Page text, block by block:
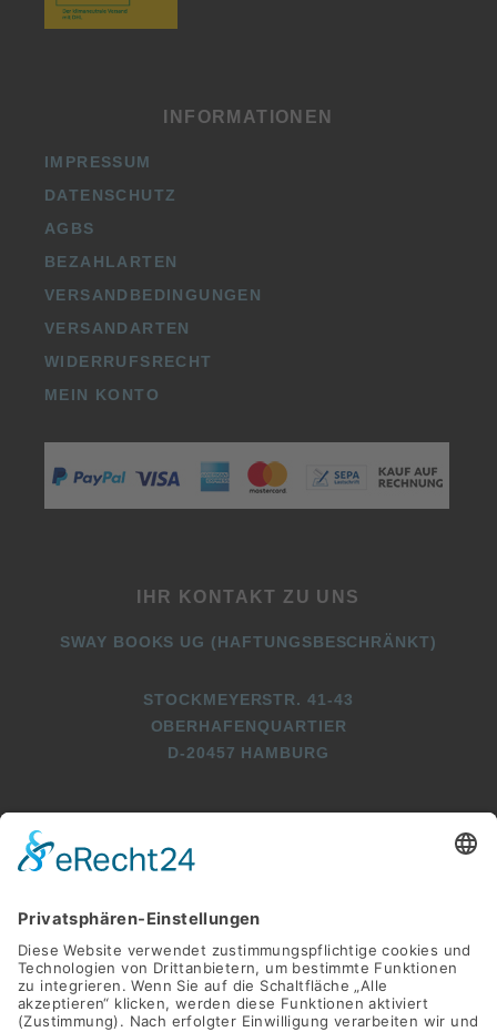
INFORMATIONEN
IMPRESSUM
DATENSCHUTZ
AGBS
BEZAHLARTEN
VERSANDBEDINGUNGEN
VERSANDARTEN
WIDERRUFSRECHT
MEIN KONTO
IHR KONTAKT ZU UNS
SWAY BOOKS UG (HAFTUNGSBESCHRÄNKT)
STOCKMEYERSTR. 41-43
OBERHAFENQUARTIER
D-20457 HAMBURG
+49 (0)40 2716369 9
INFO@SWAY-BOOKS.DE
      